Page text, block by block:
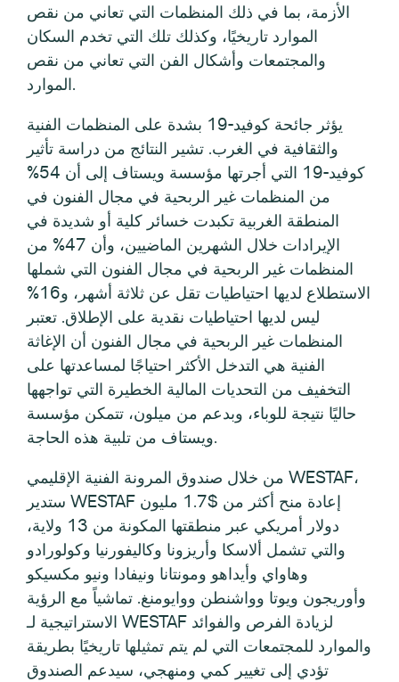
الأزمة، بما في ذلك المنظمات التي تعاني من نقص
الموارد تاريخيًا، وكذلك تلك التي تخدم السكان
والمجتمعات وأشكال الفن التي تعاني من نقص
الموارد.
يؤثر جائحة كوفيد-19 بشدة على المنظمات الفنية
والثقافية في الغرب. تشير النتائج من دراسة تأثير
كوفيد-19 التي أجرتها مؤسسة ويستاف إلى أن 54%
من المنظمات غير الربحية في مجال الفنون في
المنطقة الغربية تكبدت خسائر كلية أو شديدة في
الإيرادات خلال الشهرين الماضيين، وأن 47% من
المنظمات غير الربحية في مجال الفنون التي شملها
الاستطلاع لديها احتياطيات تقل عن ثلاثة أشهر، و16%
ليس لديها احتياطيات نقدية على الإطلاق. تعتبر
المنظمات غير الربحية في مجال الفنون أن الإغاثة
الفنية هي التدخل الأكثر احتياجًا لمساعدتها على
التخفيف من التحديات المالية الخطيرة التي تواجهها
حاليًا نتيجة للوباء، وبدعم من ميلون، تتمكن مؤسسة
ويستاف من تلبية هذه الحاجة.
من خلال صندوق المرونة الفنية الإقليمي WESTAF،
ستدير WESTAF إعادة منح أكثر من $1.7 مليون
دولار أمريكي عبر منطقتها المكونة من 13 ولاية،
والتي تشمل ألاسكا وأريزونا وكاليفورنيا وكولورادو
وهاواي وأيداهو ومونتانا ونيفادا ونيو مكسيكو
وأوريجون ويوتا وواشنطن ووايومنغ. تماشياً مع الرؤية
الاستراتيجية لـ WESTAF لزيادة الفرص والفوائد
والموارد للمجتمعات التي لم يتم تمثيلها تاريخيًا بطريقة
تؤدي إلى تغيير كمي ومنهجي، سيدعم الصندوق